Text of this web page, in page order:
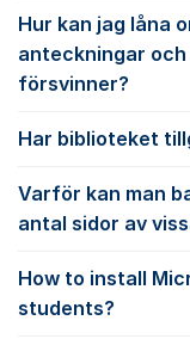
Hur kan jag låna
anteckningar
försvinner?
Har biblioteket
Varför kan man
antal sidor av
How to install
students?